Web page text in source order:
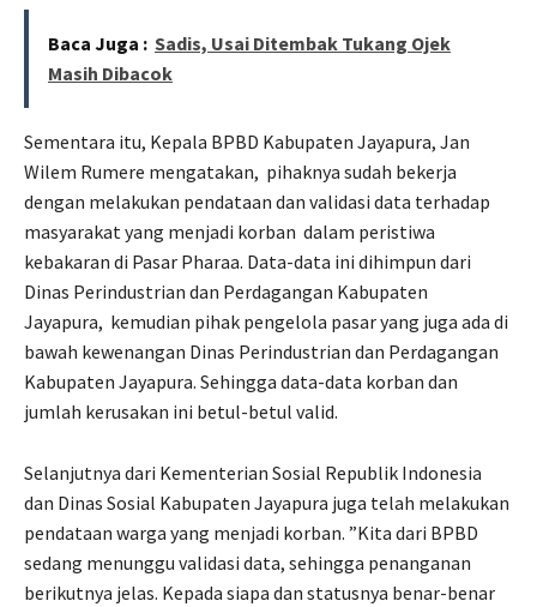
Baca Juga : Sadis, Usai Ditembak Tukang Ojek
Masih Dibacok
Sementara itu, Kepala BPBD Kabupaten Jayapura, Jan
Wilem Rumere mengatakan, pihaknya sudah bekerja
dengan melakukan pendataan dan validasi data terhadap
masyarakat yang menjadi korban dalam peristiwa
kebakaran di Pasar Pharaa. Data-data ini dihimpun dari
Dinas Perindustrian dan Perdagangan Kabupaten
Jayapura, kemudian pihak pengelola pasar yang juga ada di
bawah kewenangan Dinas Perindustrian dan Perdagangan
Kabupaten Jayapura. Sehingga data-data korban dan
jumlah kerusakan ini betul-betul valid.
Selanjutnya dari Kementerian Sosial Republik Indonesia
dan Dinas Sosial Kabupaten Jayapura juga telah melakukan
pendataan warga yang menjadi korban. ”Kita dari BPBD
sedang menunggu validasi data, sehingga penanganan
berikutnya jelas. Kepada siapa dan statusnya benar-benar